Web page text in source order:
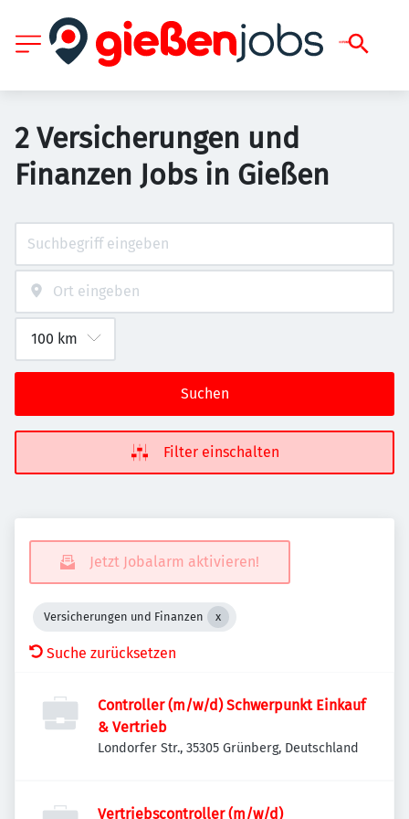
2 Versicherungen und
Finanzen Jobs in Gießen
Suchen
Filter einschalten
Jetzt Jobalarm aktivieren!
Versicherungen und Finanzen
Suche zurücksetzen
Controller (m/w/d) Schwerpunkt Einkauf
& Vertrieb
Londorfer Str., 35305 Grünberg, Deutschland
Vertriebscontroller (m/w/d)